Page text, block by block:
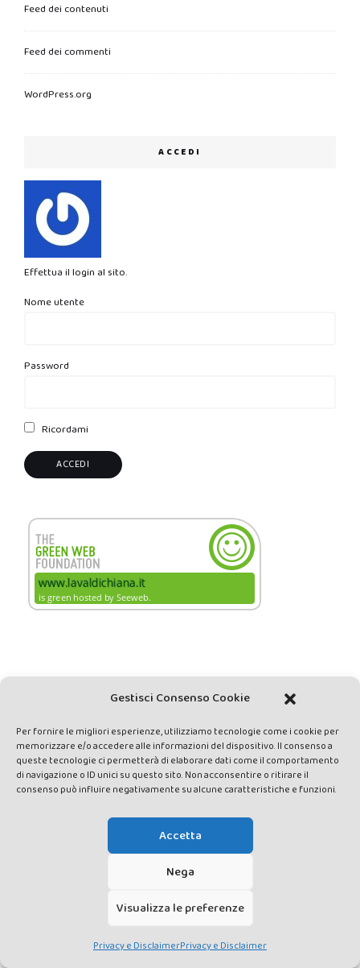
Gestisci Consenso Cookie
Per fornire le migliori esperienze, utilizziamo tecnologie come i cookie per
memorizzare e/o accedere alle informazioni del dispositivo. Il consenso a
queste tecnologie ci permetterà di elaborare dati come il comportamento
di navigazione o ID unici su questo sito. Non acconsentire o ritirare il
consenso può influire negativamente su alcune caratteristiche e funzioni.
Accetta
Nega
Visualizza le preferenze
Privacy e DisclaimerPrivacy e Disclaimer
Feed dei contenuti
Feed dei commenti
WordPress.org
ACCEDI
Effettua il login al sito.
Nome utente
Password
Ricordami
Iscriviti alla
nostra newsletter!